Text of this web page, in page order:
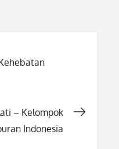
– Kelompok
Indonesia